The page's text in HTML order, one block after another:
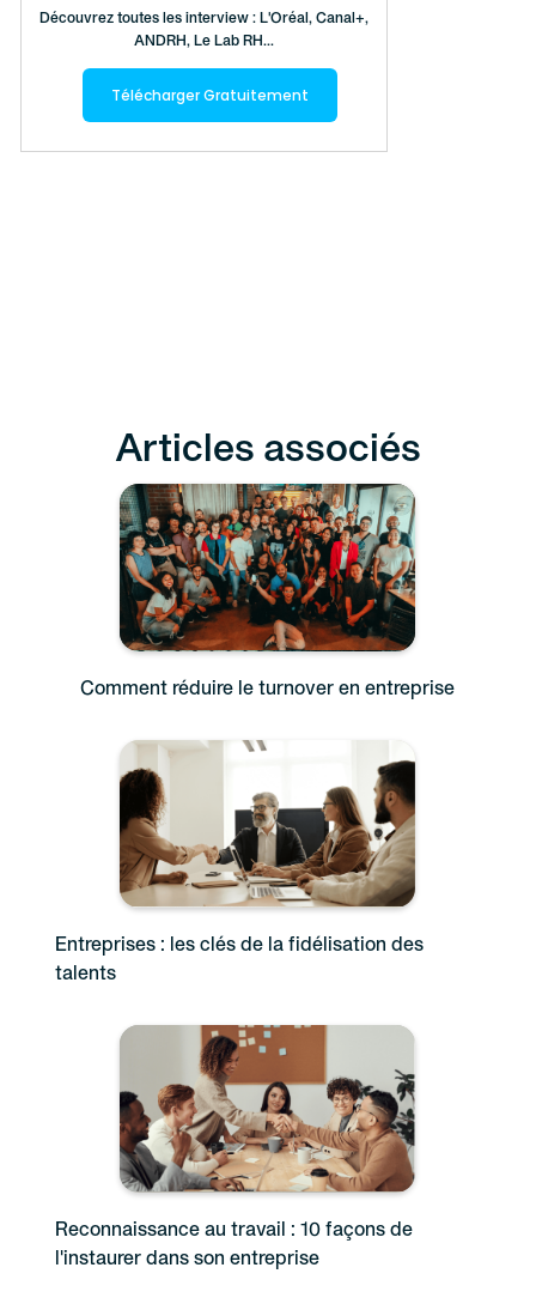
Découvrez toutes les interview : L'Oréal, Canal+,
ANDRH, Le Lab RH...
Télécharger Gratuitement
Articles associés
Comment réduire le turnover en entreprise
Entreprises : les clés de la fidélisation des
talents
Reconnaissance au travail : 10 façons de
l'instaurer dans son entreprise